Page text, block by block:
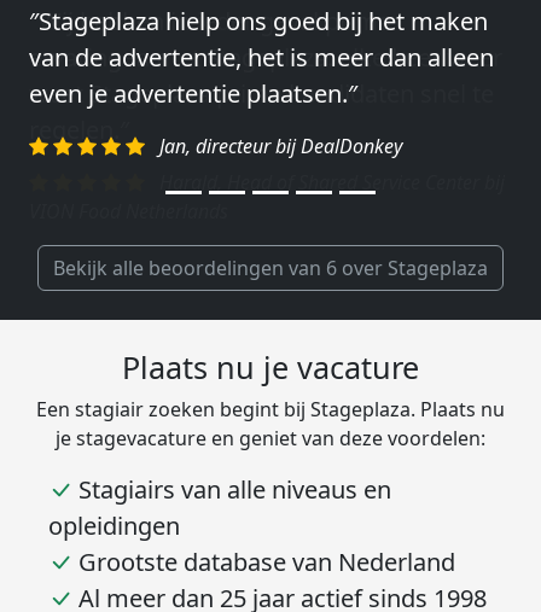
″Wij hebben in ieder geval prima
ervaringen met Stageplaza: elke keer weer
weet Stageplaza prima kandidaten snel te
regelen.″
Bekijk alle beoordelingen van 6 over Stageplaza
Plaats nu je vacature
Een stagiair zoeken begint bij Stageplaza. Plaats nu
je stagevacature en geniet van deze voordelen:
Stagiairs van alle niveaus en
opleidingen
Grootste database van Nederland
Al meer dan 25 jaar actief sinds 1998